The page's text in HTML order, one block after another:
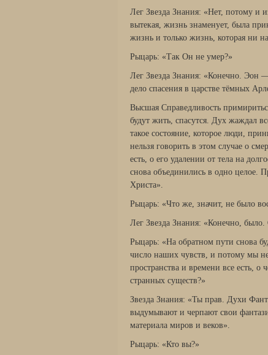
Лег Звезда Знания: «Нет, потому и
вытекая, жизнь знаменует, была
жизнь и только жизнь, которая ни
Рыцарь: «Так Он не умер?»
Лег Звезда Знания: «Конечно. Эон
дело спасения в царстве тёмных
Высшая Справедливость
будут жить, спасутся. Дух жаждал
такое состояние, которое люди,
нельзя говорить в этом случае о
есть, о его удалении от тела на
снова объединились в одно целое.
Христа».
Рыцарь: «Что же, значит, не было
Лег Звезда Знания: «Конечно,
Рыцарь: «На обратном пути снова
число наших чувств, и потому мы не
пространства и времени все есть,
странных существ?»
Звезда Знания: «Ты прав. Духи
выдумывают и черпают свои
материала миров и веков».
Рыцарь: «Кто вы?»